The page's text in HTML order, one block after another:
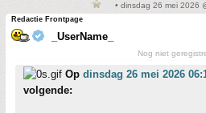
• dinsdag 26 mei 2026
Redactie Frontpage
_UserName_
Nog niet
Op dinsdag 26 mei 2026
volgende: